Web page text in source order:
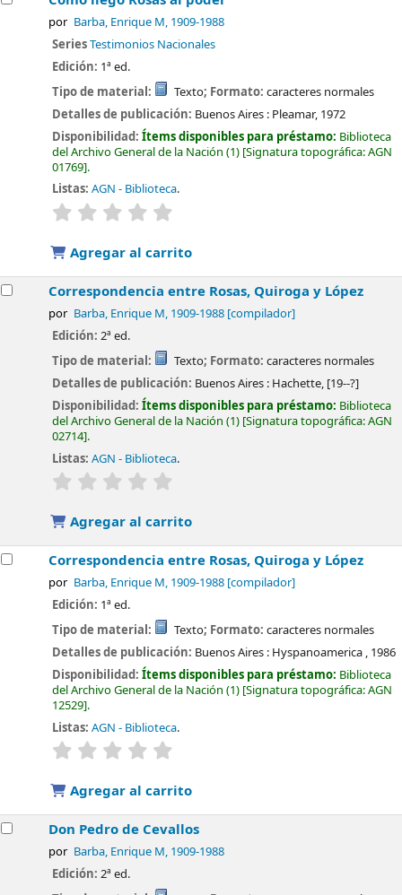
por Barba, Enrique M, 1909-1988
SeriesTestimonios Nacionales
Edición: 1ª ed.
Tipo de material:
Texto; Formato: caracteres normales
Detalles de publicación: Buenos Aires : Pleamar, 1972
Disponibilidad:Ítems disponibles para préstamo: Biblioteca
del Archivo General de la Nación (1) Signatura topográfica:AGN
01769 .
Listas: AGN - Biblioteca.
valoración
Agregar al carrito
Correspondencia entre Rosas, Quiroga y López
por Barba, Enrique M, 1909-1988[compilador]
Edición:2ª ed.
Tipo de material:
Texto; Formato: caracteres normales
Detalles de publicación: Buenos Aires : Hachette, [19--?]
Disponibilidad:Ítems disponibles para préstamo: Biblioteca
del Archivo General de la Nación (1) Signatura topográfica:AGN
02714 .
Listas: AGN - Biblioteca.
valoración
Agregar al carrito
Correspondencia entre Rosas, Quiroga y López
por Barba, Enrique M, 1909-1988[compilador]
Edición: 1ª ed.
Tipo de material:
Texto; Formato: caracteres normales
Detalles de publicación: Buenos Aires : Hyspanoamerica , 1986
Disponibilidad:Ítems disponibles para préstamo: Biblioteca
del Archivo General de la Nación (1) Signatura topográfica:AGN
12529 .
Listas: AGN - Biblioteca.
valoración
Agregar al carrito
Don Pedro de Cevallos
por Barba, Enrique M, 1909-1988
Edición:2ª ed.